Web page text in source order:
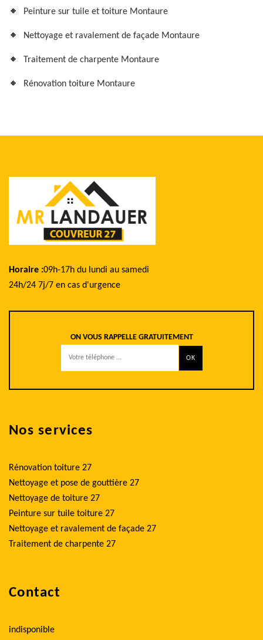
Peinture sur tuile et toiture Montaure
Nettoyage et ravalement de façade Montaure
Traitement de charpente Montaure
Rénovation toiture Montaure
Horaire :09h-17h du lundi au samedi
24h/24 7j/7 en cas d'urgence
ON VOUS RAPPELLE GRATUITEMENT
Nos services
Rénovation toiture 27
Nettoyage et pose de gouttière 27
Nettoyage de toiture 27
Peinture sur tuile toiture 27
Nettoyage et ravalement de façade 27
Traitement de charpente 27
Contact
indisponible